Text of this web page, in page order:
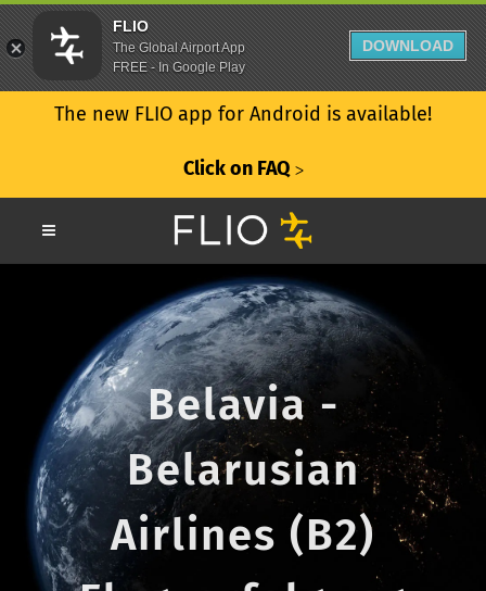
The new FLIO app for Android is available!
Click on FAQ ᐳ
Belavia -
Belarusian
Airlines (B2)
FLIO
The Global Airport App
FREE - In Google Play
DOWNLOAD